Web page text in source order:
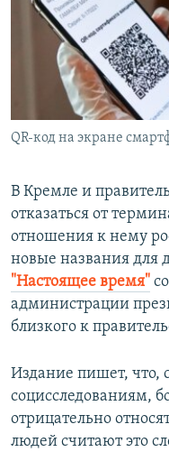
ПОБЕДИТЕЛЕЙ НЕ СУДЯТ?
КРЫМ.НЕПОКОРЕННЫЙ
ELIFBE
УКРАИНСКАЯ ПРОБЛЕМА
ПРИСОЕДИНЯЙТЕСЬ!
Все сайты RFE/RL
QR-код на экране
В Кремле и
отказаться от
отношения к нему
новые названия для
"Настоящее время"
администрации
близкого к
Издание пишет, что,
социсследованиям,
отрицательно
людей считают это